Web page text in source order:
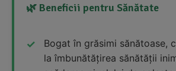
🌿 Beneficii pentru Sănătate
Bogat în grăsimi sănătoase,
la îmbunătățirea sănătății